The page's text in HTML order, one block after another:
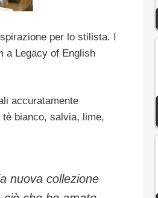
per lo stilista. I
a Legacy of English
accuratamente
bianco, salvia, lime,
nuova collezione